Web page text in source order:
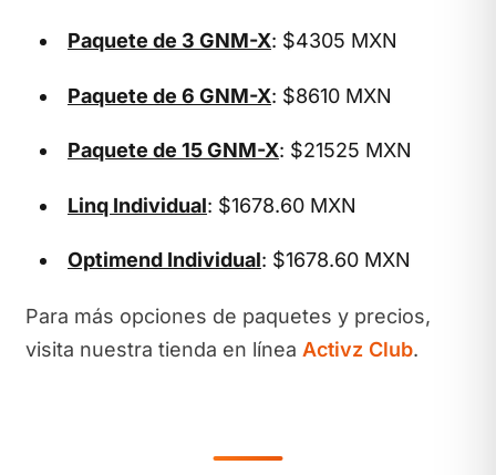
Paquete de 3 GNM-X: $4305 MXN
Paquete de 6 GNM-X: $8610 MXN
Paquete de 15 GNM-X: $21525 MXN
Linq Individual: $1678.60 MXN
Optimend Individual: $1678.60 MXN
Para más opciones de paquetes y precios,
visita nuestra tienda en línea Activz Club.